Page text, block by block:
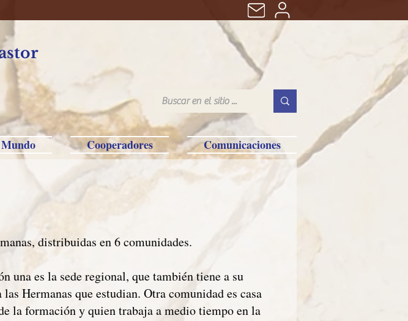
Cooperadores Comunicaciones
distribuidas en 6 comunidades.
una es la sede regional, que también tiene a su
Hermanas que estudian. Otra comunidad es casa
la formación y quien trabaja a medio tiempo en la